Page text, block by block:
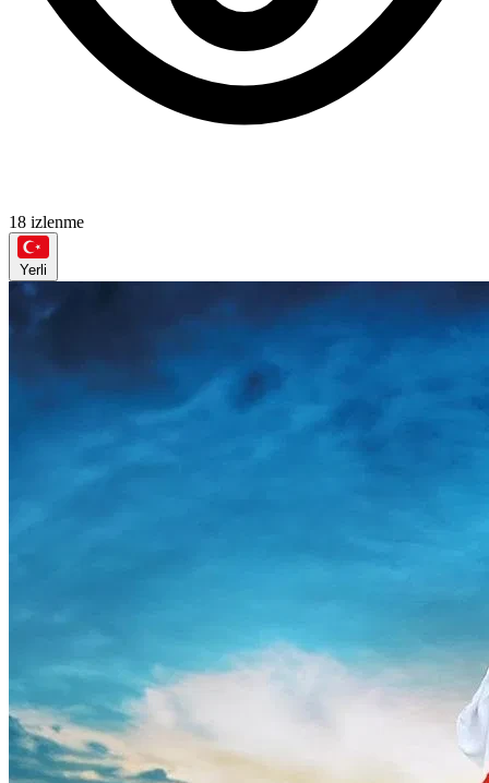
18 izlenme
Yerli